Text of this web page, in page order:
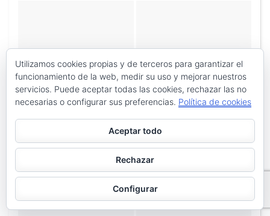
« ‹ de3 › »
Utilizamos cookies propias y de terceros para garantizar el
funcionamiento de la web, medir su uso y mejorar nuestros
servicios. Puede aceptar todas las cookies, rechazar las no
necesarias o configurar sus preferencias. Política de cookies
Aceptar todo
Rechazar
Configurar